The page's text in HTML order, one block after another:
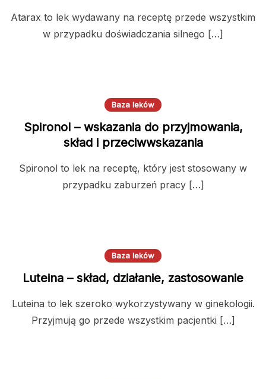
Atarax to lek wydawany na receptę przede wszystkim
w przypadku doświadczania silnego […]
Baza leków
Spironol – wskazania do przyjmowania,
skład i przeciwwskazania
Spironol to lek na receptę, który jest stosowany w
przypadku zaburzeń pracy […]
Baza leków
Luteina – skład, działanie, zastosowanie
Luteina to lek szeroko wykorzystywany w ginekologii.
Przyjmują go przede wszystkim pacjentki […]